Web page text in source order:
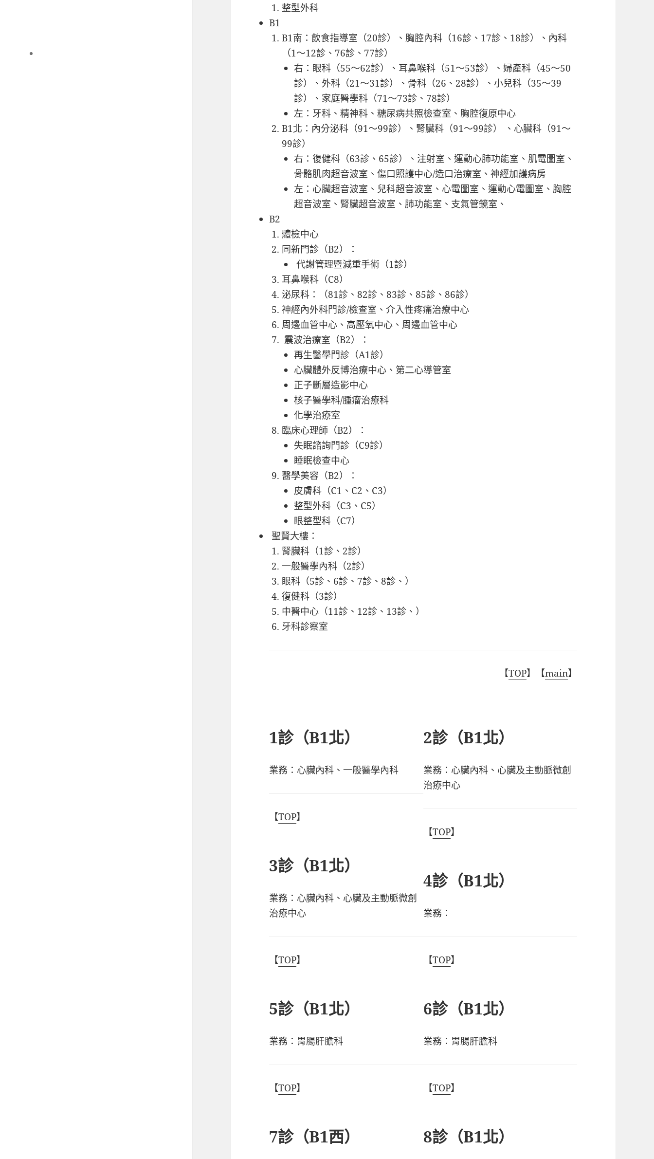
整型外科
B1
B1南：飲食指導室（20診）、胸腔內科（16診、17診、18診）、內科
（1～12診、76診、77診）
右：眼科（55～62診）、耳鼻喉科（51～53診）、婦產科（45～50
診）、外科（21～31診）、骨科（26、28診）、小兒科（35～39
診）、家庭醫學科（71～73診、78診）
左：牙科、精神科、糖尿病共照檢查室、胸腔復原中心
B1北：內分泌科（91～99診）、腎臟科（91～99診） 、心臟科（91～
99診）
右：復健科（63診、65診）、注射室、運動心肺功能室、肌電圖室、
骨骼肌肉超音波室、傷口照護中心/造口治療室、神經加護病房
左：心臟超音波室、兒科超音波室、心電圖室、運動心電圖室、胸腔
超音波室、腎臟超音波室、肺功能室、支氣管鏡室、
B2
體檢中心
同新門診（B2）：
代謝管理暨減重手術（1診）
耳鼻喉科（C8）
泌尿科：（81診、82診、83診、85診、86診）
神經內外科門診/檢查室、介入性疼痛治療中心
周邊血管中心、高壓氧中心、周邊血管中心
震波治療室（B2）：
再生醫學門診（A1診）
心臟體外反博治療中心、第二心導管室
正子斷層造影中心
核子醫學科/腫瘤治療科
化學治療室
臨床心理師（B2）：
失眠諮詢門診（C9診）
睡眠檢查中心
醫學美容（B2）：
皮膚科（C1、C2、C3）
整型外科（C3、C5）
眼整型科（C7）
聖賢大樓：
腎臟科（1診、2診）
一般醫學內科（2診）
眼科（5診、6診、7診、8診、）
復健科（3診）
中醫中心（11診、12診、13診、）
牙科診察室
【TOP】【main】
1診（B1北）
業務：心臟內科、一般醫學內科
【TOP】
3診（B1北）
業務：心臟內科、心臟及主動脈微創
治療中心
【TOP】
5診（B1北）
業務：胃腸肝膽科
【TOP】
7診（B1西）
2診（B1北）
業務：心臟內科、心臟及主動脈微創
治療中心
【TOP】
4診（B1北）
業務：
【TOP】
6診（B1北）
業務：胃腸肝膽科
【TOP】
8診（B1北）